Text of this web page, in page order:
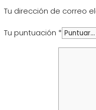
Tu dirección de correo
Tu puntuación *